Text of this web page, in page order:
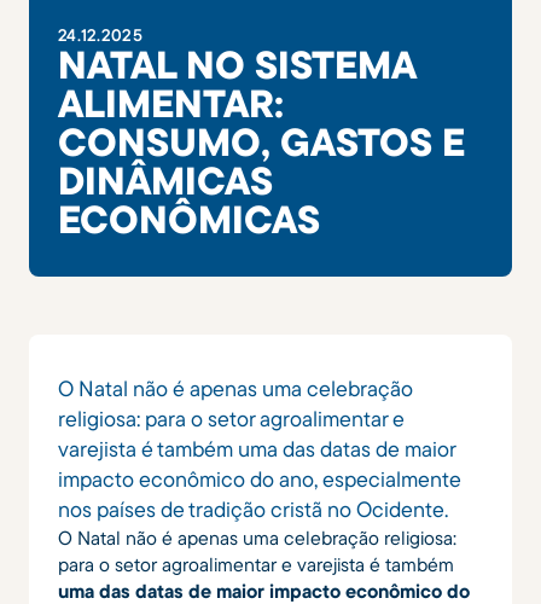
24.12.2025
NATAL NO SISTEMA
ALIMENTAR:
CONSUMO, GASTOS E
DINÂMICAS
ECONÔMICAS
O Natal não é apenas uma celebração
religiosa: para o setor agroalimentar e
varejista é também uma das datas de maior
impacto econômico do ano, especialmente
nos países de tradição cristã no Ocidente.
O Natal não é apenas uma celebração religiosa:
para o setor agroalimentar e varejista é também
uma das datas de maior impacto econômico do